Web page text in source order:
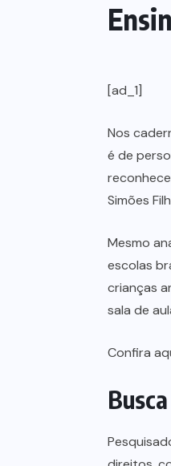
[ad_1]
Nos
é de
Simões
Mesmo
escolas
crianças
sala de
Confira